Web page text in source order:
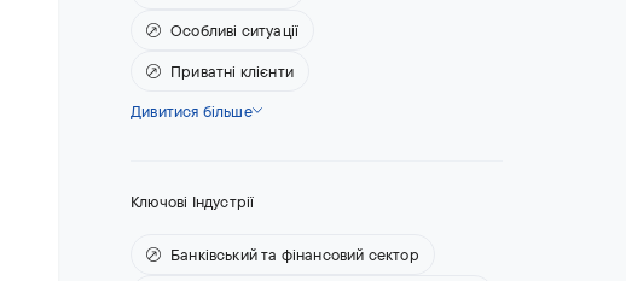
Особливі ситуації
Приватні клієнти
Дивитися більше
Ключові Індустрії
Банківський та фінансовий сектор